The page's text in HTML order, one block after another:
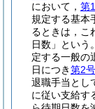
において， 第
規定する基本
るときは，こ
日数」という
定する一般の
日につき第2号
退職手当とし
に従い支給す